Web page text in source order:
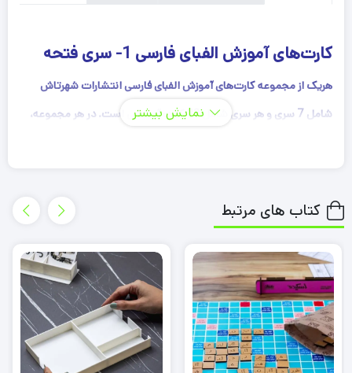
کارت‌های آموزش الفبای فارسی 1- سری فتحه
هریک از مجموعه كارت‌های آموزش الفبای فارسی انتشارات شهرتاش
شامل 7 سری و هر سری شامل 32 كارت آموزشی است. در هر مجموعه،
کارت‌های سری 2 در آخر كلمه قرار می‌گیرند.
تشخیص ترکیب‌های آوایی حروف با یکی از واکه‌های کوتاه یا واکه‌های
بلند در اول کلمه‌هاست تا تصمیم‌گیری در انتخاب ترکیب آغازین هنگام
خواندن تسهیل شود. این کار به روان‌خوانی بهتر کودکان کمک می‌کند..
هر تصویر در کارت‌های سری فتحه بیانگر نمونه‌ای از تركیب یکی از حروف
الفبای فارسی با واکه‌ی كوتاه «ـَ» است. در پشت هر كارت مجموعه‌ای از
نمایش بیشتر
کتاب های مرتبط